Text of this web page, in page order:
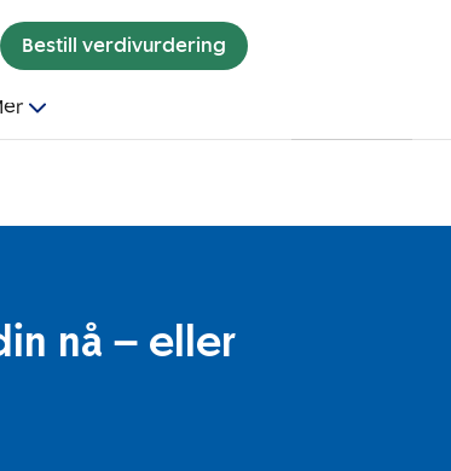
Bestill verdivurdering
nå – eller